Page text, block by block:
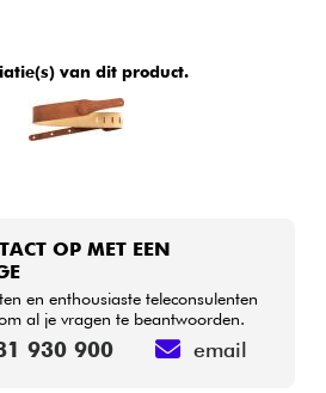
• Star'S MusicBORDEAUX
• Star'SMusic
van dit product.
OP MET EEN
en enthousiaste teleconsulenten
al je vragen te beantwoorden.
930 900 email